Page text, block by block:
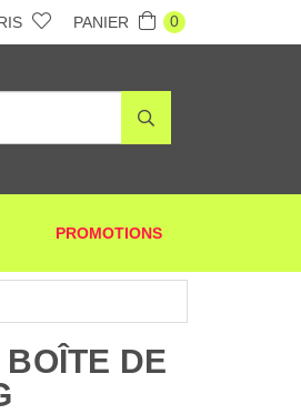
PANIER 0
PROMOTIONS
DE